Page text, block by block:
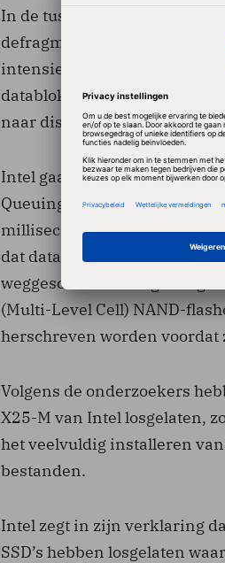
In de tussentijd adviseren de
defragmenteren. Verder
intensief gebruik maken van
datablokken wegschrijven
naar disk en omgekeerd
Intel gaat er prat op dat
Queuing) de X25-M een
milliseconde. Ook is een
dat data steeds naar
weggeschreven. De
(Multi-Level Cell) NAND-
herschreven worden voordat
Volgens de onderzoekers
X25-M van Intel losgelaten,
het veelvuldig installeren
bestanden.
Intel zegt in zijn verklaring
SSD’s hebben losgelaten